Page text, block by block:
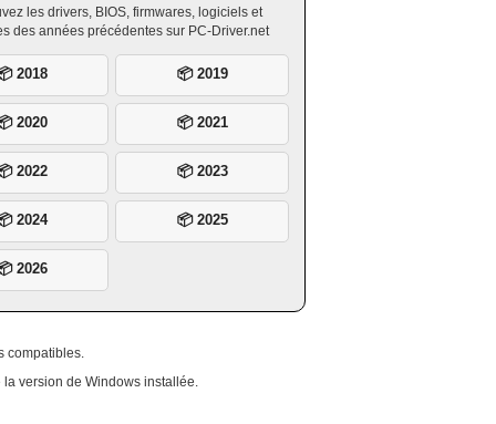
les drivers, BIOS, firmwares, logiciels et
des années précédentes sur PC-Driver.net
2018 📦 2019
2020 📦 2021
2022 📦 2023
2024 📦 2025
2026
compatibles.
version de Windows installée.